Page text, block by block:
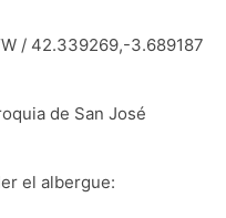
/ 42.339269,-3.689187
de San José
el albergue: